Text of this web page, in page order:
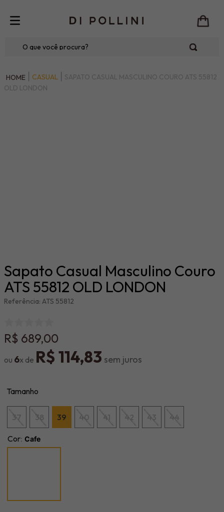
O que você procura?
CASUAL
SAPATO CASUAL MASCULINO COURO ATS 55812
OLD LONDON
Sapato Casual Masculino Couro
ATS 55812 OLD LONDON
Referência: ATS 55812
R$ 689,00
6 R$ 114,83
Tamanho
37 38 39 40 41 42 43 44
Cor: Cafe